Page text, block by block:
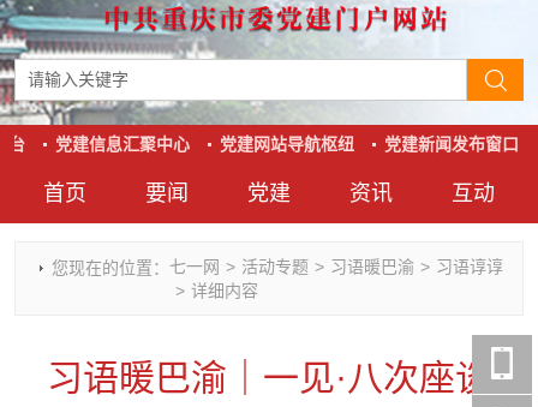
首页 要闻
时政要闻
干部任免
理论武装
党建
党建动态
人才工作
基层组织建设
资讯
热点关注
党刊好文
党务知识
互动
红岩评论
七一文学
党建头条微信公众号
党建信息汇聚中心 党建网站导航枢纽 党建新闻发布窗口
您现在的位置： 七一网 > 活动专题 > 习语暖巴渝 > 习语谆谆
> 详细内容
习语暖巴渝｜一见·八次座谈